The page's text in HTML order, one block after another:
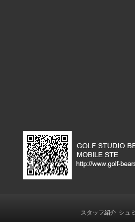
スタッフ紹介 シュ